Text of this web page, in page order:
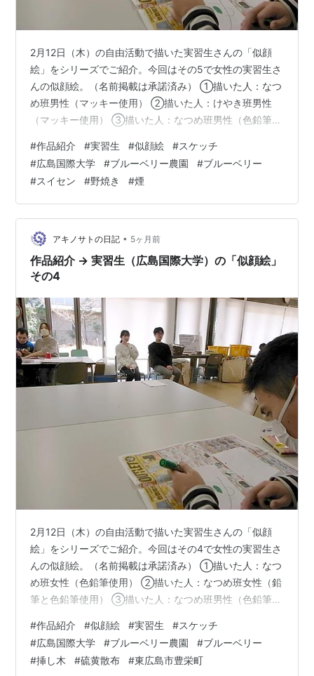
2月12日（木）の自由活動で描いた実習生さんの「似顔
絵」をシリーズでご紹介。今回はその5で女性の実習生さ
んの似顔絵。（名前掲載は承諾済み） ①描いた人：なつ
め班男性（マッキー使用） ②描いた人：けやき班男性
（マッキー使用） ③描いた人：なつめ班男性（色鉛筆使
た人：なつめ班男性（色鉛筆使用） ⑥描いた人：けやき
班男性（色鉛筆使用） ⑦描いた人：けやき班女性（色鉛
筆使用） ⑧描いた人：なつめ班男性（色鉛筆とマッキー
使用） 遊フォト719 3月27日東広島市豊栄町のブルーベ
リー農園2 新顔のスイセン、野焼きの煙 ブルーベリー畑
のスイセン。 この畑に…
#作品紹介 #実習生 #似顔絵 #スケッチ
#広島国際大学 #ブルーベリー農園 #ブルーベリー
#スイセン #野焼き #煙
アキノサトの日記 • 5ヶ月前
作品紹介 → 実習生（広島国際大学）の「似顔絵」
その4
2月12日（木）の自由活動で描いた実習生さんの「似顔
絵」をシリーズでご紹介。今回はその4で女性の実習生さ
んの似顔絵。（名前掲載は承諾済み） ①描いた人：なつ
め班女性（色鉛筆使用） ②描いた人：なつめ班女性（鉛
筆と色鉛筆使用） ③描いた人：なつめ班男性（色鉛筆使
いた人：けやき班男性（マッキー使用） ⑥描いた人：な
つめ班男性（色鉛筆使用） ⑦描いた人：けやき班女性
（マッキー使用） ⑧描いた人：なつめ班男性（マッキー
#作品紹介 #似顔絵 #実習生 #スケッチ
#広島国際大学 #ブルーベリー農園 #ブルーベリー
#挿し木 #硫黄散布 #東広島市豊栄町